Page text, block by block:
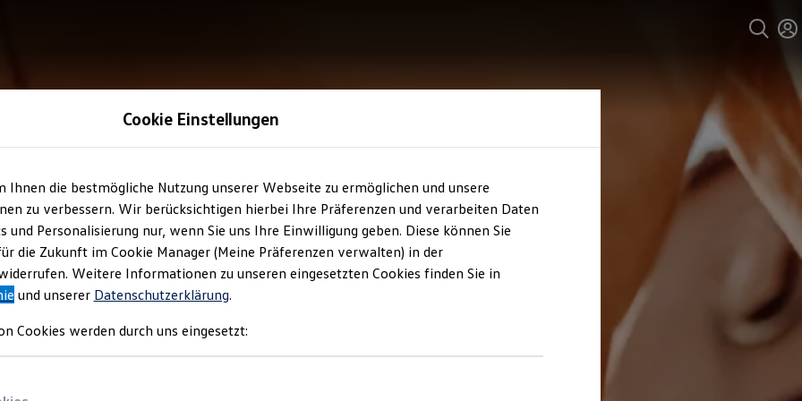
Cookie Einstellungen
Ihnen die bestmögliche Nutzung unserer Webseite zu ermöglichen und unsere
zu verbessern. Wir berücksichtigen hierbei Ihre Präferenzen und verarbeiten Daten
Personalisierung nur, wenn Sie uns Ihre Einwilligung geben. Diese können Sie
die Zukunft im Cookie Manager (Meine Präferenzen verwalten) in der
Weitere Informationen zu unseren eingesetzten Cookies finden Sie in
und unserer Datenschutzerklärung.
Cookies werden durch uns eingesetzt: